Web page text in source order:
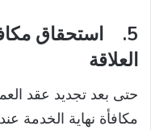
5.
استحقاق
العلاقة
حتى بعد تجديد عقد
مكافأة نهاية الخدمة